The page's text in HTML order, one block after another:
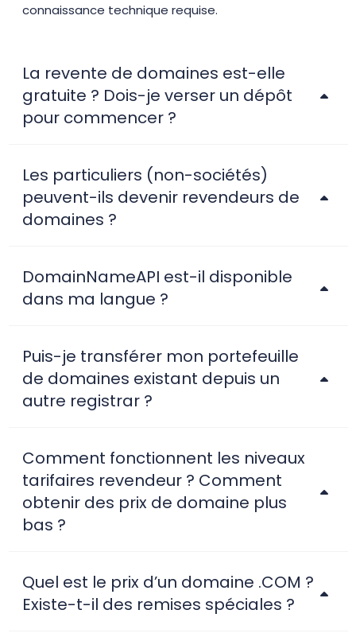
connaissance technique requise.
La revente de domaines est-elle
gratuite ? Dois-je verser un dépôt
pour commencer ?
Les particuliers (non-sociétés)
peuvent-ils devenir revendeurs de
domaines ?
DomainNameAPI est-il disponible
dans ma langue ?
Puis-je transférer mon portefeuille
de domaines existant depuis un
autre registrar ?
Comment fonctionnent les niveaux
tarifaires revendeur ? Comment
obtenir des prix de domaine plus
bas ?
Quel est le prix d’un domaine .COM ?
Existe-t-il des remises spéciales ?